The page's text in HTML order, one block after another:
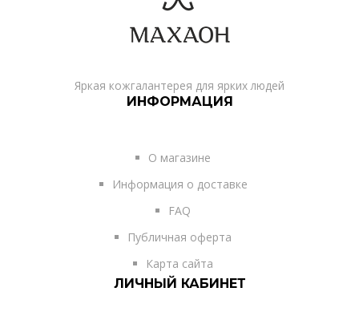
Яркая кожгалантерея для ярких людей
ИНФОРМАЦИЯ
О магазине
Информация о доставке
FAQ
Публичная оферта
Карта сайта
ЛИЧНЫЙ КАБИНЕТ